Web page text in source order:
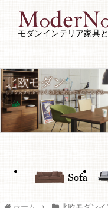
モダンインテリア家具